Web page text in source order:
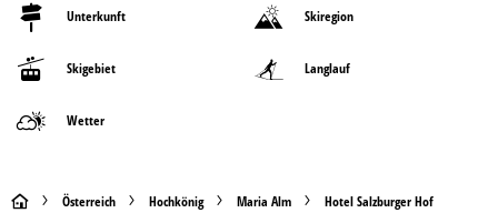
Unterkunft Skiregion
Skigebiet Langlauf
Wetter
S Österreich Hochkönig Maria Alm Hotel Salzburger Hof